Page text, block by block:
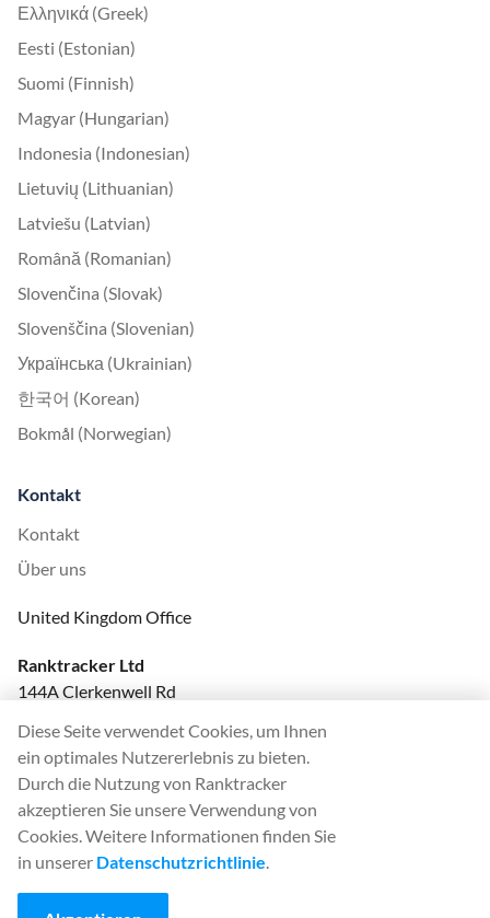
Ελληνικά (Greek)
Eesti (Estonian)
Suomi (Finnish)
Magyar (Hungarian)
Indonesia (Indonesian)
Lietuvių (Lithuanian)
Latviešu (Latvian)
Română (Romanian)
Slovenčina (Slovak)
Slovenščina (Slovenian)
Українська (Ukrainian)
한국어 (Korean)
Bokmål (Norwegian)
Kontakt
Kontakt
Über uns
United Kingdom Office
Ranktracker Ltd
144A Clerkenwell Rd
Company No: 08820809
felix@ranktracker.com
2015 -2026© Ranktracker. All Rights Reserved.
Diese Seite verwendet Cookies, um Ihnen
ein optimales Nutzererlebnis zu bieten.
Durch die Nutzung von Ranktracker
akzeptieren Sie unsere Verwendung von
Cookies. Weitere Informationen finden Sie
in unserer Datenschutzrichtlinie.